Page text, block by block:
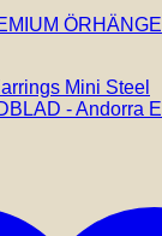
ÖRHÄNGE